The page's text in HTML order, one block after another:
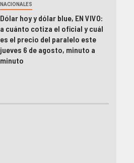
NACIONALES
Dólar hoy y dólar blue, EN VIVO:
a cuánto cotiza el oficial y cuál
es el precio del paralelo este
jueves 6 de agosto, minuto a
minuto